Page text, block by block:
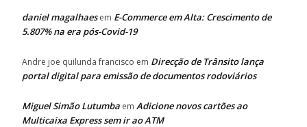
daniel magalhaesem E-Commerce em Alta: Crescimento de
5.807% na era pós-Covid-19
Andre joe quilunda francisco em Direcção de Trânsito lança
portal digital para emissão de documentos rodoviários
Miguel Simão Lutumba em Adicione novos cartões ao
Multicaixa Express sem ir ao ATM